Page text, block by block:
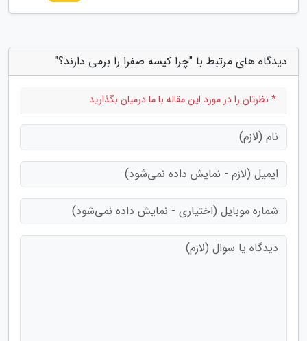
دیدگاه های مرتبط با "چرا کیسه صفرا را برمی دارند؟"
* نظرتان را در مورد این مقاله با ما درمیان بگذارید